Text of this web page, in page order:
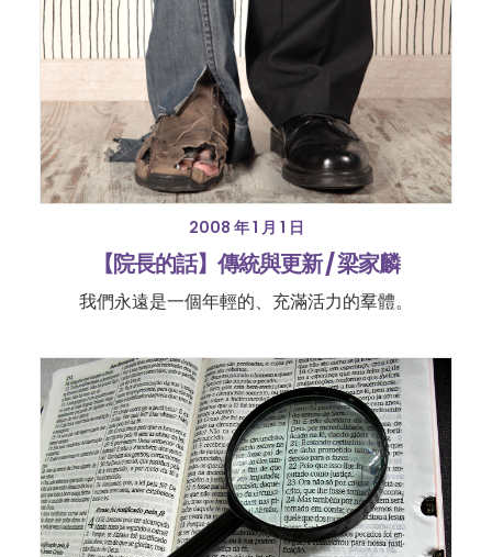
2008 年 1 月 1 日
【院長的話】傳統與更新 / 梁家麟
我們永遠是一個年輕的、充滿活力的羣體。